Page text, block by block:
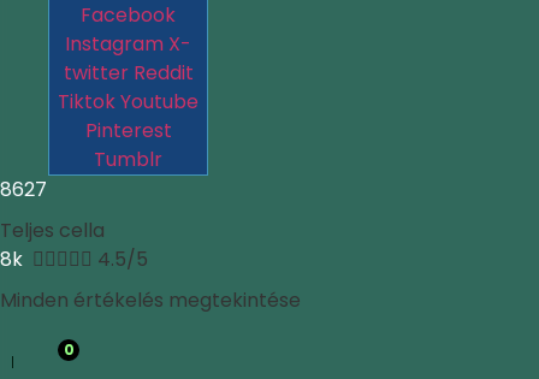
Facebook
Instagram X-
twitter Reddit
TiktokYoutube
Pinterest
Tumblr
8627
Teljes cella
8k  4.5/5
Minden értékelés megtekintése
0